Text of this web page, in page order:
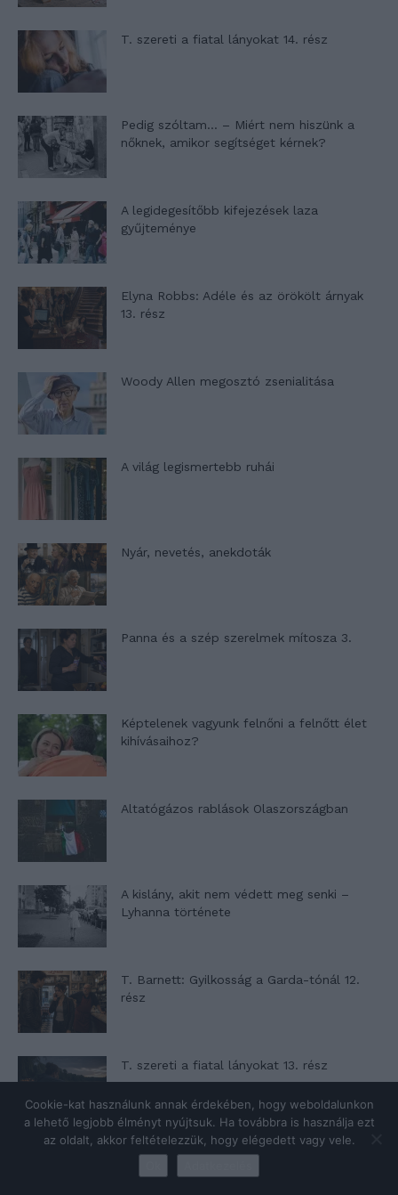
T. szereti a fiatal lányokat 14. rész
Pedig szóltam… – Miért nem hiszünk a
nőknek, amikor segítséget kérnek?
A legidegesítőbb kifejezések laza
gyűjteménye
Elyna Robbs: Adéle és az örökölt árnyak
13. rész
Woody Allen megosztó zsenialitása
A világ legismertebb ruhái
Nyár, nevetés, anekdoták
Panna és a szép szerelmek mítosza 3.
Képtelenek vagyunk felnőni a felnőtt élet
kihívásaihoz?
Altatógázos rablások Olaszországban
A kislány, akit nem védett meg senki –
Lyhanna története
T. Barnett: Gyilkosság a Garda-tónál 12.
rész
T. szereti a fiatal lányokat 13. rész
Cookie-kat használunk annak érdekében, hogy weboldalunkon
a lehető legjobb élményt nyújtsuk. Ha továbbra is használja ezt
az oldalt, akkor feltételezzük, hogy elégedett vagy vele.